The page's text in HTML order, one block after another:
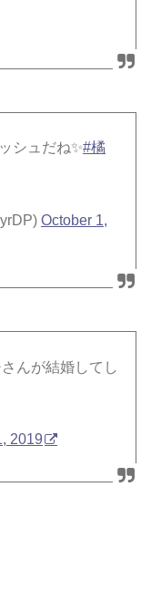
シュだね✨#橘
October 1,
んが結婚してし
2019